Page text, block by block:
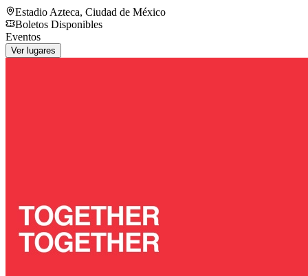
Estadio Azteca, Ciudad de México
Boletos Disponibles
Eventos
Ver lugares